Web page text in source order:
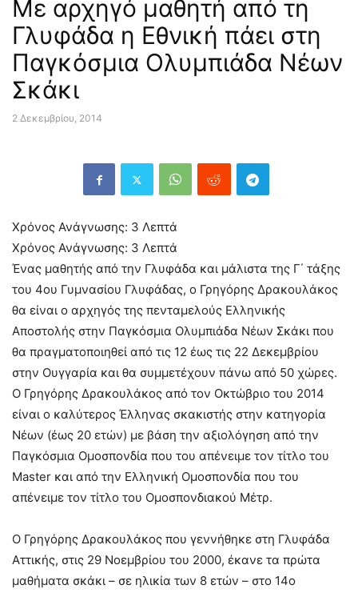
Με αρχηγό μαθητή από τη
Γλυφάδα η Εθνική πάει στη
Παγκόσμια Ολυμπιάδα Νέων
Σκάκι
2 Δεκεμβρίου, 2014
Χρόνος Ανάγνωσης: 3 Λεπτά
Χρόνος Ανάγνωσης: 3 Λεπτά
Ένας μαθητής από την Γλυφάδα και μάλιστα της Γ΄ τάξης
του 4ου Γυμνασίου Γλυφάδας, ο Γρηγόρης Δρακουλάκος
θα είναι ο αρχηγός της πενταμελούς Ελληνικής
Αποστολής στην Παγκόσμια Ολυμπιάδα Νέων Σκάκι που
θα πραγματοποιηθεί από τις 12 έως τις 22 Δεκεμβρίου
στην Ουγγαρία και θα συμμετέχουν πάνω από 50 χώρες.
Ο Γρηγόρης Δρακουλάκος από τον Οκτώβριο του 2014
είναι ο καλύτερος Έλληνας σκακιστής στην κατηγορία
Νέων (έως 20 ετών) με βάση την αξιολόγηση από την
Παγκόσμια Ομοσπονδία που του απένειμε τον τίτλο του
Master και από την Ελληνική Ομοσπονδία που του
απένειμε τον τίτλο του Ομοσπονδιακού Μέτρ.
Ο Γρηγόρης Δρακουλάκος που γεννήθηκε στη Γλυφάδα
Αττικής, στις 29 Νοεμβρίου του 2000, έκανε τα πρώτα
μαθήματα σκάκι – σε ηλικία των 8 ετών – στο 14ο